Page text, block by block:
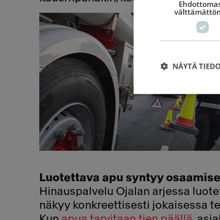
Luotettava apu syntyy
Hinauspalvelu Ojalan arjessa
näkyy konkreettisesti jokaisessa
NÄYTÄ